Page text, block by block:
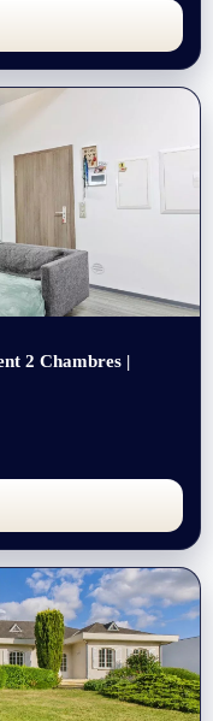
2 Chambres |